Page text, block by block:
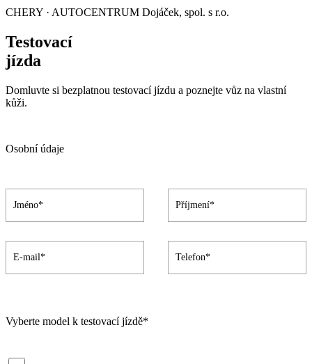
CHERY · AUTOCENTRUM Dojáček, spol. s r.o.
Testovací
jízda
Domluvte si bezplatnou testovací jízdu a poznejte vůz na vlastní
kůži.
Osobní údaje
Vyberte model k testovací jízdě*